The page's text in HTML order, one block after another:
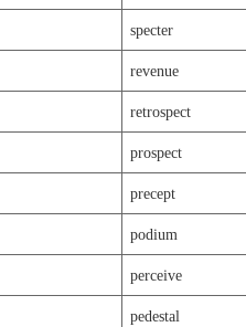
specter
revenue
retrospect
prospect
precept
podium
perceive
pedestal